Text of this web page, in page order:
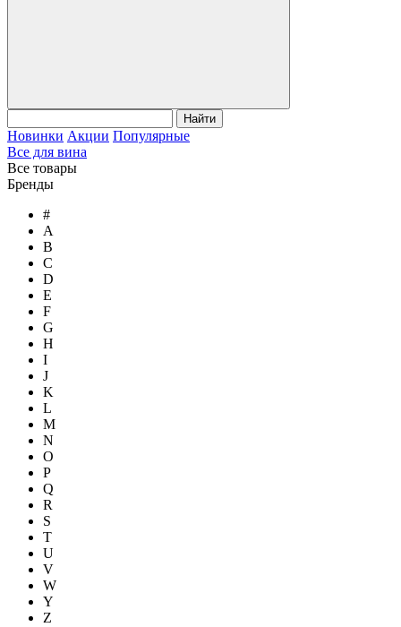
Найти
Новинки Акции Популярные
Все для вина
Все товары
Бренды
#
A
B
C
D
E
F
G
H
I
J
K
L
M
N
O
P
Q
R
S
T
U
V
W
Y
Z